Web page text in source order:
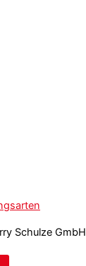
Schulze GmbH